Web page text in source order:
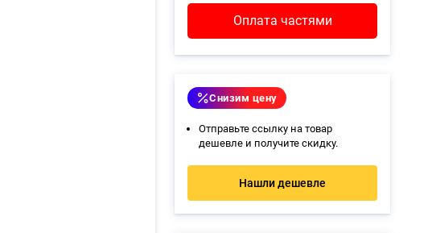
Оплата частями
Снизим цену
Отправьте ссылку на товар
дешевле и получите скидку.
Нашли дешевле